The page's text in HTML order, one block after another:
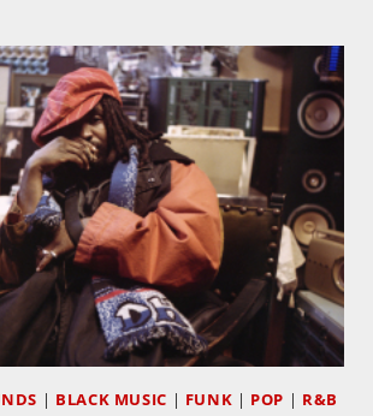
| BLACK MUSIC | FUNK | POP | R&B